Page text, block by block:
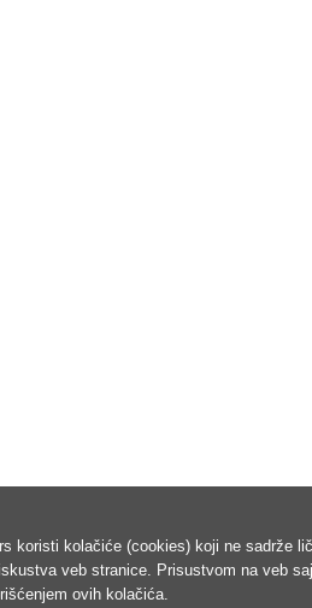
koristi kolačiće (cookies) koji ne sadrže
veb stranice. Prisustvom na veb
ovih kolačića.